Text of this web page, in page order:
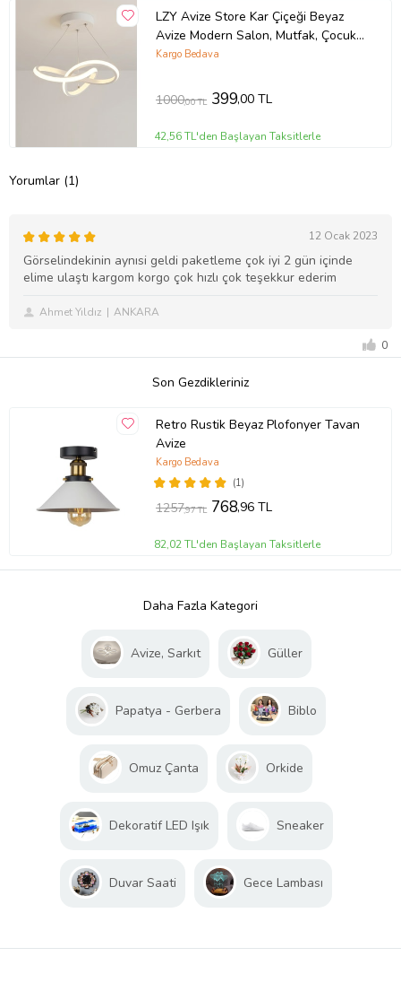
LZY Avize Store Kar Çiçeği Beyaz
Avize Modern Salon, Mutfak, Çocuk
Odası ve Antre Aydınlatma (Siyah)
Kargo Bedava
1000,00 TL 399,00 TL
42,56 TL'den Başlayan Taksitlerle
Yorumlar (1)
12 Ocak 2023
Görselindekinin aynısi geldi paketleme çok iyi 2 gün içinde
elime ulaştı kargom korgo çok hızlı çok teşekkur ederim
Ahmet Yıldız ANKARA
0
Son Gezdikleriniz
Retro Rustik Beyaz Plofonyer Tavan
Avize
(1)
Kargo Bedava
1257,97 TL 768,96 TL
82,02 TL'den Başlayan Taksitlerle
Daha Fazla Kategori
Avize, Sarkıt Güller
Papatya - Gerbera Biblo
Omuz Çanta Orkide
Dekoratif LED Işık Sneaker
Duvar Saati Gece Lambası